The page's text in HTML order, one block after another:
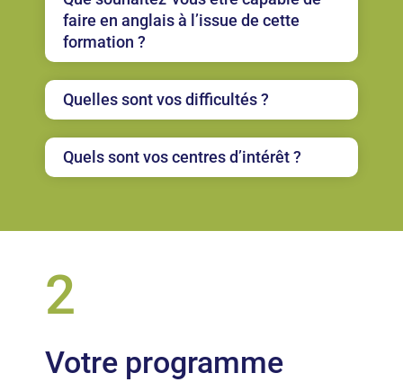
faire en anglais à l’issue de cette
formation ?
Quelles sont vos difficultés ?
Quels sont vos centres d’intérêt ?
2
Votre programme